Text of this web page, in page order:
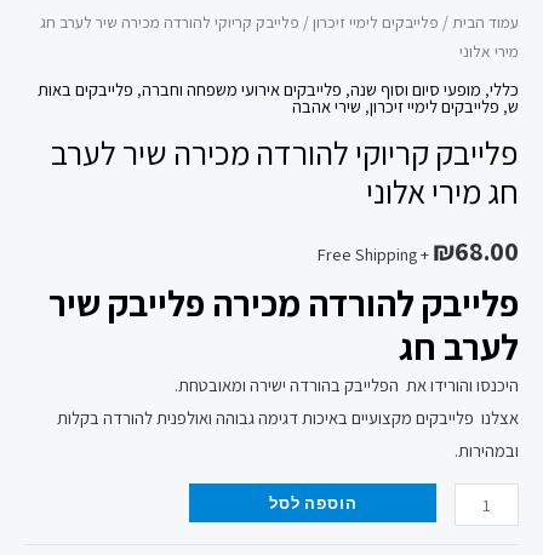
עמוד הבית/ פלייבקים לימיי זיכרון/ פלייבק קריוקי להורדה מכירה שיר לערב חג
מירי אלוני
כללי, מופעי סיום וסוף שנה, פלייבקים אירועי משפחה וחברה, פלייבקים באות
ש, פלייבקים לימיי זיכרון, שירי אהבה
פלייבק קריוקי להורדה מכירה שיר לערב
חג מירי אלוני
₪68.00
+ Free Shipping
פלייבק להורדה מכירה פלייבק שיר
לערב חג
היכנסו והורידו את הפלייבק בהורדה ישירה ומאובטחת.
אצלנו פלייבקים מקצועיים באיכות דגימה גבוהה ואולפנית להורדה בקלות
ובמהירות.
הוספה לסל